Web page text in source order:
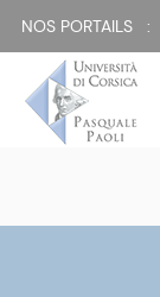
NOS PORTAILS :